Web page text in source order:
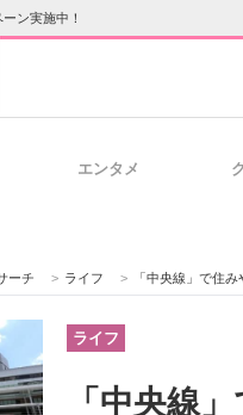
ン実施中！
と働き方のヒント
エンタメ
ーチ > ライフ > 「中央線」で住
ライフ
「中央線